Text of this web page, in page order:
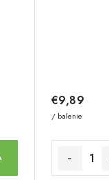
€9,89
/ balenie